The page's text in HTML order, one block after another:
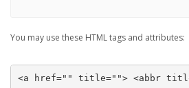
You may use these HTML tags and attributes:
<a href="" title=""> <abbr